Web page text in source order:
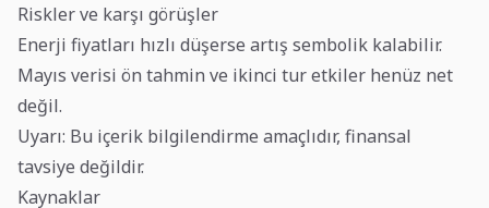
Riskler ve karşı görüşler
Enerji fiyatları hızlı düşerse artış sembolik kalabilir.
Mayıs verisi ön tahmin ve ikinci tur etkiler henüz net
değil.
Uyarı: Bu içerik bilgilendirme amaçlıdır, finansal
tavsiye değildir.
Kaynaklar